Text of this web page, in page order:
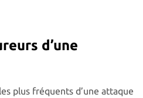
d’une
plus fréquents d’une attaque